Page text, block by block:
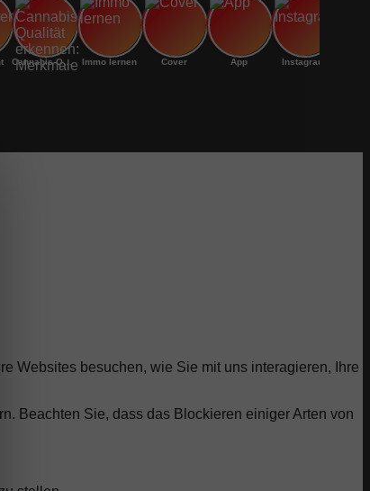
Cannabis-Qualität erkennen: Merkmale Immo lernen Cover App Instagram
Websites besuchen, wie Sie mit uns interagieren, Ihre
Beachten Sie, dass das Blockieren einiger Arten von